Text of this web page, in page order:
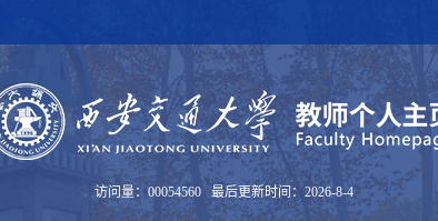
访问量：00054560 最后更新时间： 2026-8-4